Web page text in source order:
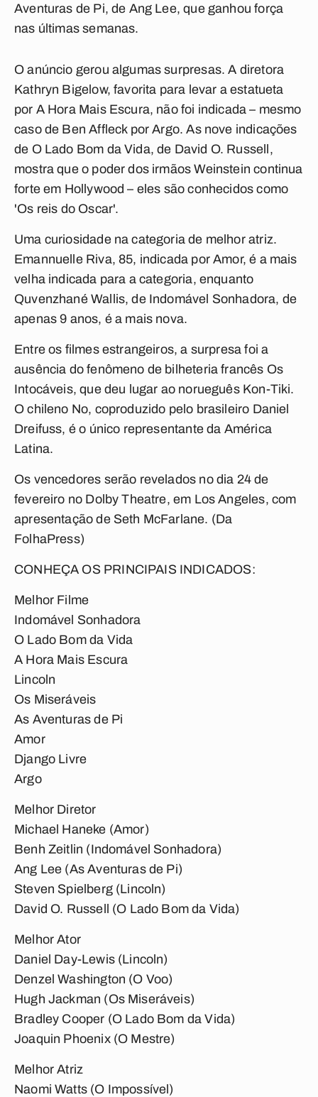
Aventuras de Pi, de Ang Lee, que ganhou força
nas últimas semanas.
O anúncio gerou algumas surpresas. A diretora
Kathryn Bigelow, favorita para levar a estatueta
por A Hora Mais Escura, não foi indicada – mesmo
caso de Ben Affleck por Argo. As nove indicações
de O Lado Bom da Vida, de David O. Russell,
mostra que o poder dos irmãos Weinstein continua
forte em Hollywood – eles são conhecidos como
'Os reis do Oscar'.
Uma curiosidade na categoria de melhor atriz.
Emannuelle Riva, 85, indicada por Amor, é a mais
velha indicada para a categoria, enquanto
Quvenzhané Wallis, de Indomável Sonhadora, de
apenas 9 anos, é a mais nova.
Entre os filmes estrangeiros, a surpresa foi a
ausência do fenômeno de bilheteria francês Os
Intocáveis, que deu lugar ao norueguês Kon-Tiki.
O chileno No, coproduzido pelo brasileiro Daniel
Dreifuss, é o único representante da América
Latina.
Os vencedores serão revelados no dia 24 de
fevereiro no Dolby Theatre, em Los Angeles, com
apresentação de Seth McFarlane. (Da
FolhaPress)
CONHEÇA OS PRINCIPAIS INDICADOS:
Melhor Filme
Indomável Sonhadora
O Lado Bom da Vida
A Hora Mais Escura
Lincoln
Os Miseráveis
As Aventuras de Pi
Amor
Django Livre
Argo
Melhor Diretor
Michael Haneke (Amor)
Benh Zeitlin (Indomável Sonhadora)
Ang Lee (As Aventuras de Pi)
Steven Spielberg (Lincoln)
David O. Russell (O Lado Bom da Vida)
Melhor Ator
Daniel Day-Lewis (Lincoln)
Denzel Washington (O Voo)
Hugh Jackman (Os Miseráveis)
Bradley Cooper (O Lado Bom da Vida)
Joaquin Phoenix (O Mestre)
Melhor Atriz
Naomi Watts (O Impossível)